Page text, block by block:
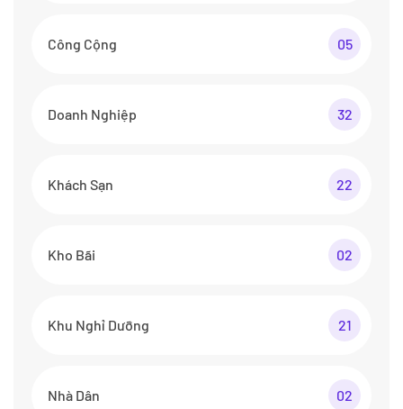
Công Cộng 05
Doanh Nghiệp 32
Khách Sạn 22
Kho Bãi 02
Khu Nghỉ Dưỡng 21
Nhà Dân 02